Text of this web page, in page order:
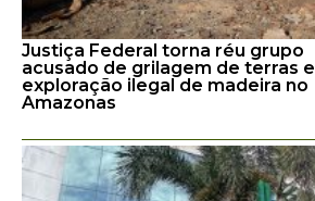
Justiça Federal torna réu grupo
acusado de grilagem de terras e
exploração ilegal de madeira no
Amazonas